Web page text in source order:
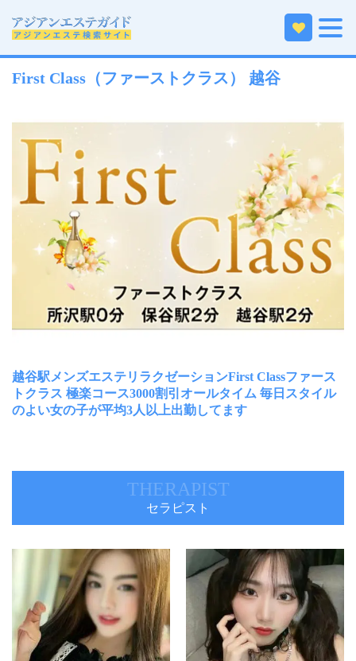
ホーム 関東エリアのアジアンエステ
埼玉のアジアンエステ 越谷・春日部のアジアンエステ
First Class（ファーストクラス） 越谷
越谷駅メンズエステリラクゼーションFirst Classファース
トクラス 極楽コース3000割引オールタイム 毎日スタイル
のよい女の子が平均3人以上出勤してます
THERAPIST
セラピスト